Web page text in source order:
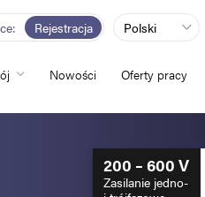
Rejestracja Polski
Nowości Oferty pracy
200 – 600 V
Zasilanie jedno-